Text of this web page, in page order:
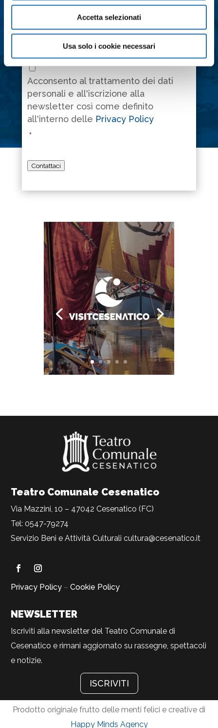
Accetta selezionati
Usa solo i cookie necessari
*
Consenso *
Acconsento al trattamento dei dati
personali e all'iscrizione alla
newsletter così come definito
all'interno delle Privacy Policy
*
Contattaci
Teatro Comunale Cesenatico
Via Mazzini, 10 – 47042 Cesenatico (FC)
Tel: 0547-79274
Servizio Beni e Attività Culturalicultura@cesenatico.it
Privacy Policy –Cookie Policy
NEWSLETTER
Iscriviti alla newsletter del Teatro Comunale di
Cesenatico e rimani aggiornato su rassegne, spettacoli
e notizie.
ISCRIVITI
Prodotto originale frutto delle menti felici e creative di
Happy Minds Agency